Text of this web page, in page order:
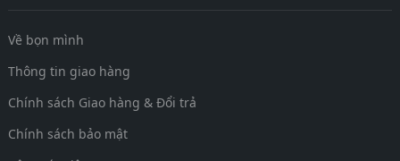
Về bọn mình
Thông tin giao hàng
Chính sách Giao hàng & Đổi trả
Chính sách bảo mật